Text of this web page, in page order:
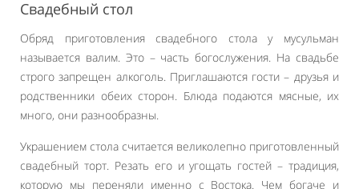
Свадебный стол
Обряд приготовления свадебного стола у мусульман
называется валим. Это – часть богослужения. На свадьбе
строго запрещен алкоголь. Приглашаются гости – друзья и
родственники обеих сторон. Блюда подаются мясные, их
много, они разнообразны.
Украшением стола считается великолепно приготовленный
свадебный торт. Резать его и угощать гостей – традиция,
которую мы переняли именно с Востока. Чем богаче и